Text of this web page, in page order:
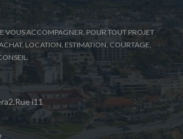
VOUS ACCOMPAGNER, POUR TOUT PROJET
LOCATION, ESTIMATION, COURTAGE,
i11